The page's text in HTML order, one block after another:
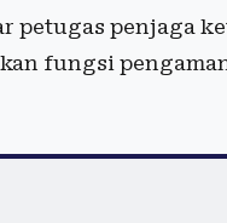
petugas penjaga
fungsi